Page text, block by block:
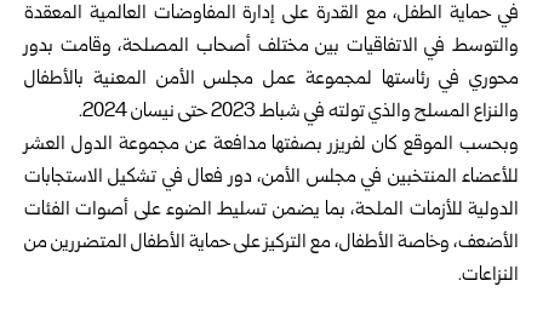
في حماية الطفل، مع القدرة على إدارة المفاوضات العالمية المعقدة
والتوسط في الاتفاقيات بين مختلف أصحاب المصلحة، وقامت بدور
محوري في رئاستها لمجموعة عمل مجلس الأمن المعنية بالأطفال
والنزاع المسلح والذي تولته في شباط 2023 حتى نيسان 2024.
وبحسب الموقع كان لفريزر بصفتها مدافعة عن مجموعة الدول العشر
للأعضاء المنتخبين في مجلس الأمن، دور فعال في تشكيل الاستجابات
الدولية للأزمات الملحة، بما يضمن تسليط الضوء على أصوات الفئات
الأضعف، وخاصة الأطفال، مع التركيز على حماية الأطفال المتضررين من
النزاعات.